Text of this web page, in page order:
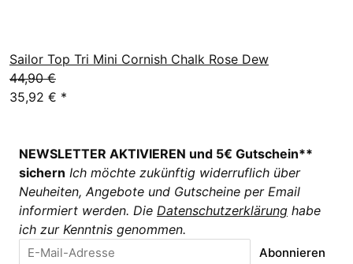
Sailor Top Tri Mini Cornish Chalk Rose Dew
44,90 €
35,92 € *
NEWSLETTER AKTIVIEREN und 5€ Gutschein**
sichern Ich möchte zukünftig widerruflich über
Neuheiten, Angebote und Gutscheine per Email
informiert werden. Die Datenschutzerklärung habe
ich zur Kenntnis genommen.
Abonnieren